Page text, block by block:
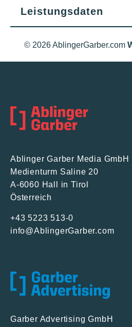
Leistungsdaten
© 2026 AblingerGarber.com
Ablinger Garber Media GmbH
Medienturm Saline 20
A-6060 Hall in Tirol
Österreich
+43 5223 513-0
info@AblingerGarber.com
Garber Advertising GmbH